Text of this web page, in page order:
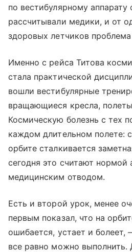
по вестибулярному аппарату
рассчитывали медики, и от
здоровых летчиков проблема
Именно с рейса Титова
стала практической
вошли вестибулярные
вращающиеся кресла,
Космическую болезнь с тех
каждом длительном полете:
орбите сталкивается
сегодня это считают нормой
медицинским отводом.
Есть и второй урок, менее
первым показал, что на
ошибается, устает и
все равно можно выполнить.